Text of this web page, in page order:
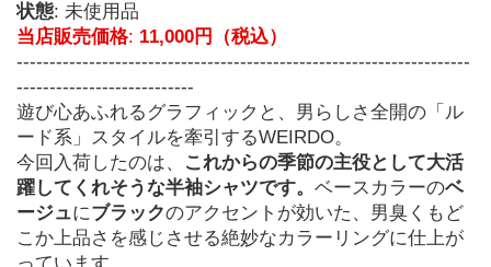
状態: 未使用品
当店販売価格: 11,000円（税込）
---------------------------------------------------------------------
---------------------------
遊び心あふれるグラフィックと、男らしさ全開の「ル
ード系」スタイルを牽引するWEIRDO。
今回入荷したのは、
これからの季節の主役として大活
躍してくれそうな半袖シャツです。 ベースカラーのベ
ージュにブラックのアクセントが効いた、男臭くもど
こか上品さを感じさせる絶妙なカラーリングに仕上が